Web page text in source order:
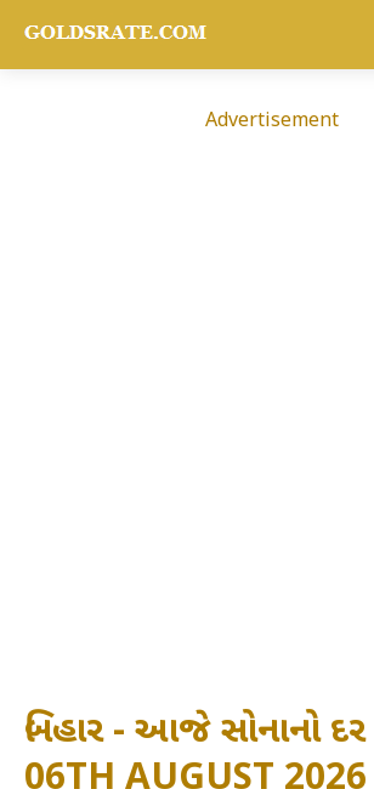
Advertisement
બિહાર - આજે સોનાનો